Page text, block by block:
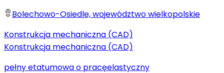
Bolechowo-Osiedle, województwo wielkopolskie
Konstrukcja mechaniczna (CAD)
Konstrukcja mechaniczna (CAD)
pełny etatumowa o pracęelastyczny